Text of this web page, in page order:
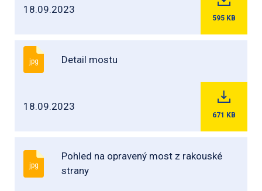
18.09.2023
595 KB
jpg Detail mostu
18.09.2023
671 KB
jpg
Pohled na opravený most z rakouské
strany